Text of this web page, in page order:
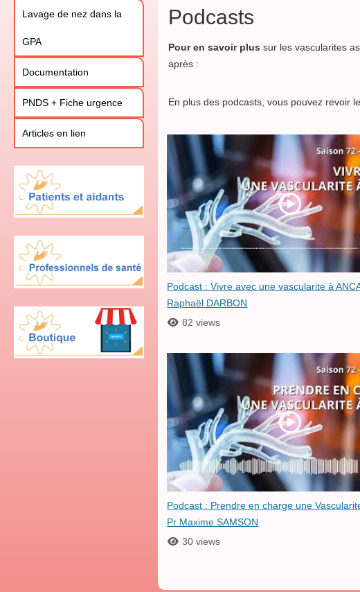
Lavage de nez dans la
GPA
Documentation
PNDS + Fiche urgence
Articles en lien
Podcasts
Pour en savoir plus sur les vascularites
après :
En plus des podcasts, vous pouvez revoir
Podcast : Vivre avec une vascularite à
Raphaël DARBON
82 views
Podcast : Prendre en charge une
Pr Maxime SAMSON
30 views